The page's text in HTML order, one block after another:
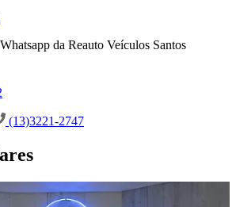
da Reauto Veículos Santos
(13)3221-2747